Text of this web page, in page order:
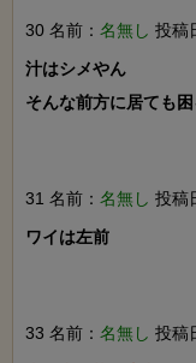
30 名前： 名無し 投稿
汁はシメやん
そんな前方に居ても
31 名前： 名無し 投稿
ワイは左前
33 名前： 名無し 投稿